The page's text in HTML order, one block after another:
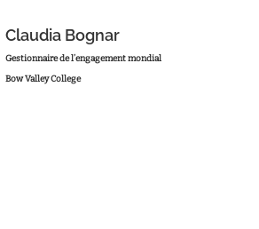
Claudia Bognar
Gestionnaire de l’engagement mondial
Bow Valley College